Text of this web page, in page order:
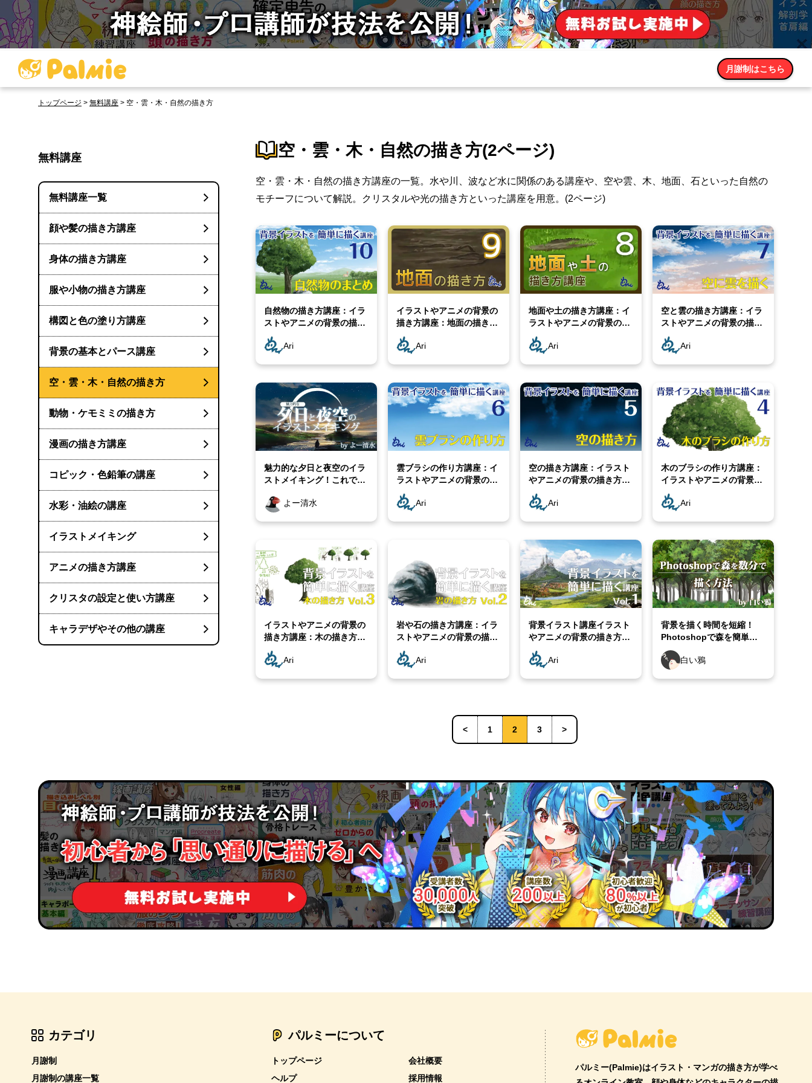
月謝制はこちら
トップページ > 無料講座 > 空・雲・木・自然の描き方
無料講座
無料講座一覧
顔や髪の描き方講座
身体の描き方講座
服や小物の描き方講座
構図と色の塗り方講座
背景の基本とパース講座
空・雲・木・自然の描き方
動物・ケモミミの描き方
漫画の描き方講座
コピック・色鉛筆の講座
水彩・油絵の講座
イラストメイキング
アニメの描き方講座
クリスタの設定と使い方講座
キャラデザやその他の講座
空・雲・木・自然の描き方(2ページ)
空・雲・木・自然の描き方講座の一覧。水や川、波など水に関係のある講座や、空や雲、木、地面、石といった自然の
モチーフについて解説。クリスタルや光の描き方といった講座を用意。(2ページ)
自然物の描き方講座：イラ
ストやアニメの背景の描き
方 [Ari先生Vol.10]
Ari
イラストやアニメの背景の
描き方講座：地面の描き方
[Ari先生Vol.9]
Ari
地面や土の描き方講座：イ
ラストやアニメの背景の描
き方 [Ari先生Vol.8]
Ari
空と雲の描き方講座：イラ
ストやアニメの背景の描き
方 [Ari先生Vol.7]
Ari
魅力的な夕日と夜空のイラ
ストメイキング！これで背
よー清水
雲ブラシの作り方講座：イ
ラストやアニメの背景の描
き方 [Ari先生Vol.6]
Ari
空の描き方講座：イラスト
やアニメの背景の描き方
[Ari先生Vol.5]
Ari
木のブラシの作り方講座：
イラストやアニメの背景の
描き方 [Ari先生Vol.4]
Ari
イラストやアニメの背景の
描き方講座：木の描き方
[Ari先生Vol.3]
Ari
岩や石の描き方講座：イラ
ストやアニメの背景の描き
方 [Ari先生Vol.2]
Ari
背景イラスト講座イラスト
やアニメの背景の描き方
[Ari先生Vol.1]
Ari
背景を描く時間を短縮！
Photoshopで森を簡単に
数分で描く方法
白い鴉
< 1 2 3 >
カテゴリ
月謝制
月謝制の講座一覧
パルミーについて
トップページ
会社概要
ヘルプ
採用情報
パルミー(Palmie)はイラスト・マンガの描き方が学べ